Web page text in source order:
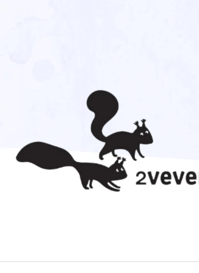
DOPORUČUJEME
HAENKE. CESTA